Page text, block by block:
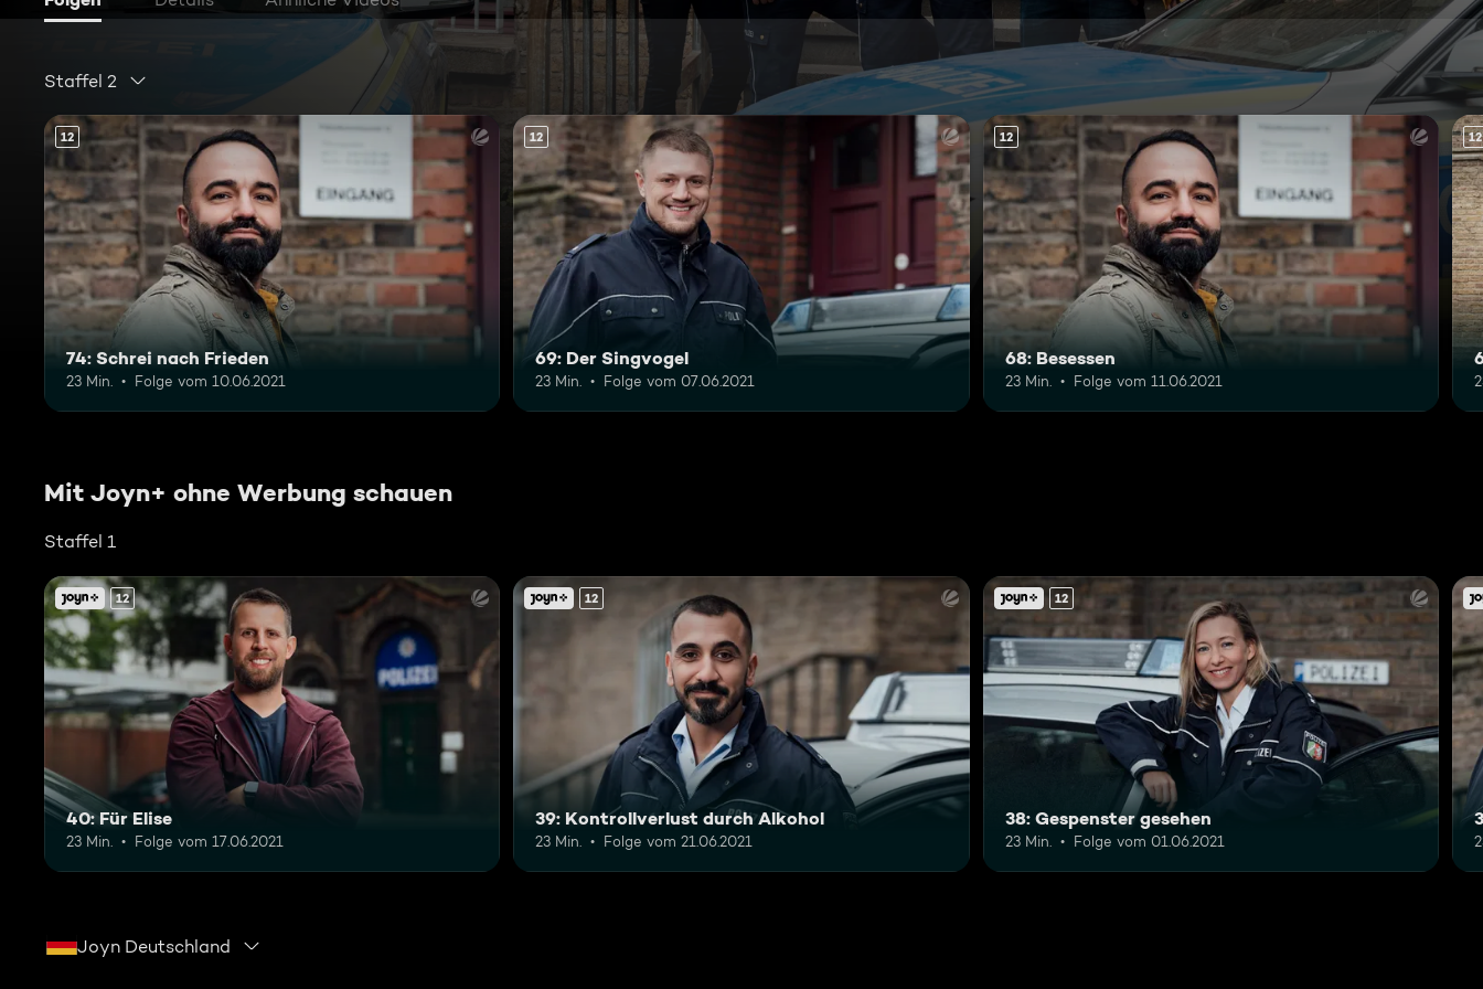
Staffel 2
12
74: Schrei nach Frieden
23 Min. Folge vom 10.06.2021
12
69: Der Singvogel
23 Min. Folge vom 07.06.2021
12
68: Besessen
23 Min. Folge vom 11.06.2021
12
Mit Joyn+ ohne Werbung schauen
Staffel 1
12
40: Für Elise
23 Min. Folge vom 17.06.2021
12
39: Kontrollverlust durch Alkohol
23 Min. Folge vom 21.06.2021
12
38: Gespenster gesehen
23 Min. Folge vom 01.06.2021
Joyn Deutschland